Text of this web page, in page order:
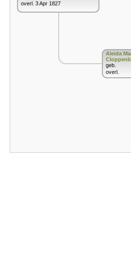
overl. 3 Apr 1827
Aleida
geb.
overl.